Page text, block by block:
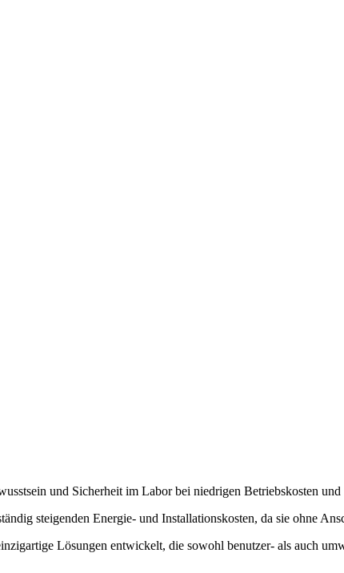
und Sicherheit im Labor bei niedrigen Betriebskosten
steigenden Energie- und Installationskosten, da sie ohne
Lösungen entwickelt, die sowohl benutzer- als auch